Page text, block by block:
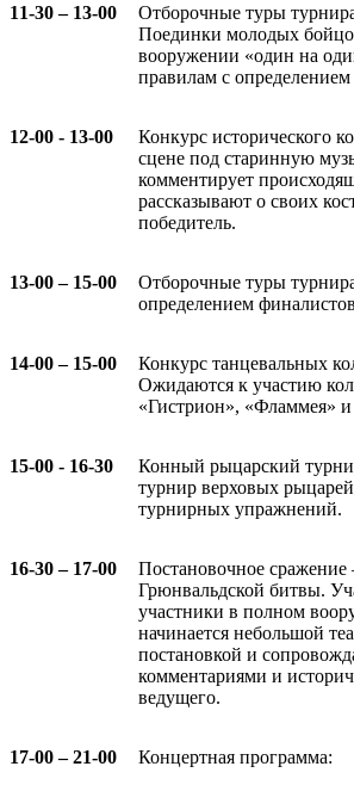
11-30 – 13-00
Отборочные туры
Поединки молодых
вооружении «один на
правилам с
12-00 - 13-00
Конкурс исторического
сцене под старинную
комментирует
рассказывают о своих
победитель.
13-00 – 15-00
Отборочные туры
определением
14-00 – 15-00
Конкурс танцевальных
Ожидаются к участию
«Гистрион», «Фламмея» и
15-00 - 16-30
Конный рыцарский
турнир верховых
турнирных упражнений.
16-30 – 17-00
Постановочное сражение
Грюнвальдской битвы.
участники в полном
начинается небольшой
постановкой и
комментариями и
ведущего.
17-00 – 21-00
Концертная программа: